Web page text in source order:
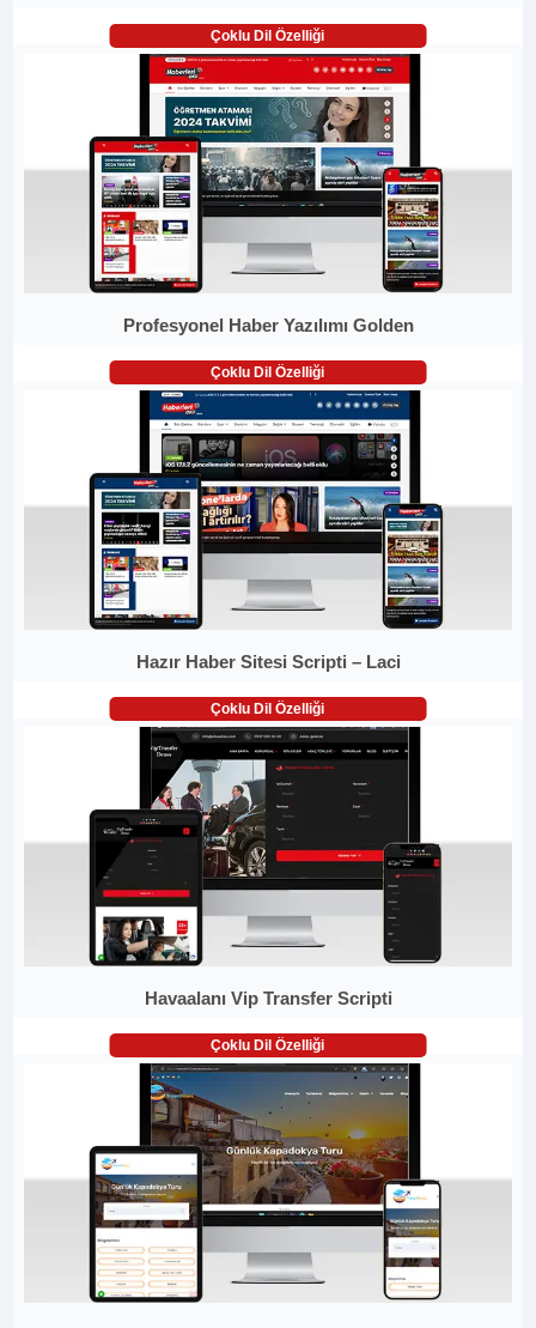
Çoklu Dil Özelliği
Profesyonel Haber Yazılımı Golden
Çoklu Dil Özelliği
Hazır Haber Sitesi Scripti – Laci
Çoklu Dil Özelliği
Havaalanı Vip Transfer Scripti
Çoklu Dil Özelliği